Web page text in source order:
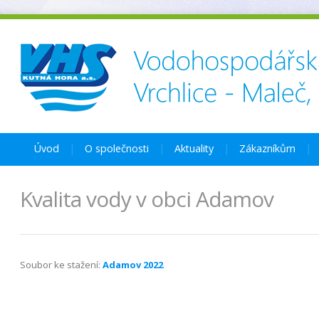
Úvod O společnosti Aktuality Zákazníkům
Kvalita vody v obci Adamov
Soubor ke stažení: Adamov 2022